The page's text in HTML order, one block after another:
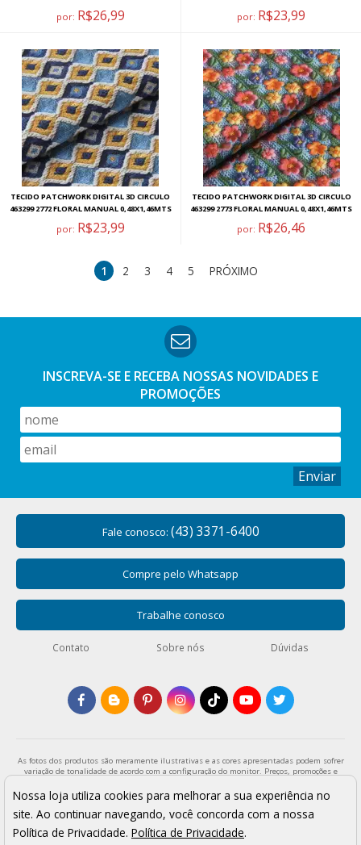
por: R$26,99 por: R$23,99
TECIDO PATCHWORK DIGITAL 3D CIRCULO
463299 2772 FLORAL MANUAL 0,48X1,46MTS
por: R$23,99
TECIDO PATCHWORK DIGITAL 3D CIRCULO
463299 2773 FLORAL MANUAL 0,48X1,46MTS
por: R$26,46
1 2 3 4 5 PRÓXIMO
INSCREVA-SE E RECEBA NOSSAS NOVIDADES E
PROMOÇÕES
Enviar
Fale conosco: (43) 3371-6400
Compre pelo Whatsapp
Trabalhe conosco
Contato Sobre nós Dúvidas
As fotos dos produtos são meramente ilustrativas e as cores apresentadas podem sofrer
variação de tonalidade de acordo com a configuração do monitor. Preços, promoções e
enquanto durar o estoque. Os preços apresentados são válidos para pagamentos a vista
e podem sofrer alterações sem aviso prévio. Vendas sujeitas a análise e confirmação de
dados.
Armarinho São José - Todos os direitos reservados
Nossa loja utiliza cookies para melhorar a sua experiência no
site. Ao continuar navegando, você concorda com a nossa
Política de Privacidade. Política de Privacidade.